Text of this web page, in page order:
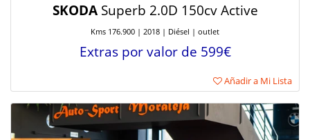
SKODASuperb 2.0D 150cv Active
Kms 176.900 | 2018 | Diésel | outlet
Extras por valor de 599€
Añadir a Mi Lista